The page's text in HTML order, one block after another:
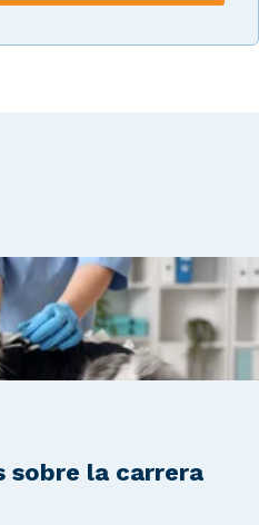
sobre la carrera